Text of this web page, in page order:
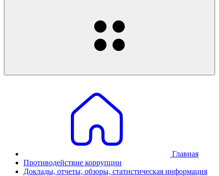
Главная
Противодействие коррупции
Доклады, отчеты, обзоры, статистическая информация